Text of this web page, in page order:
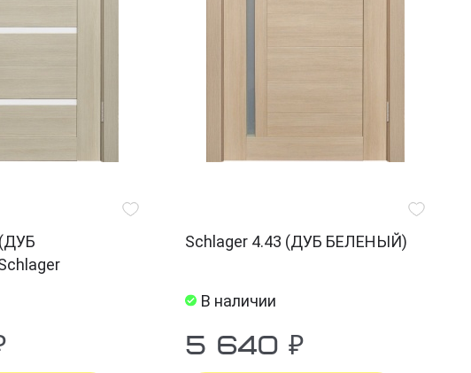
Schlager 4.43 (ДУБ БЕЛЕНЫЙ)
В наличии
5 640 ₽